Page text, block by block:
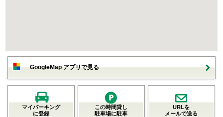
GoogleMap アプリで見る
マイパーキング
に登録
この時間貸し
駐車場に駐車
URLを
メールで送る